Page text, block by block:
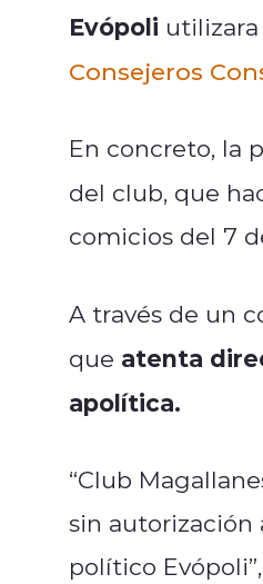
Evópoli
Consejeros
En concreto, la
del club, que
comicios del 7
A través de un
que atenta
apolítica.
“Club
sin
político